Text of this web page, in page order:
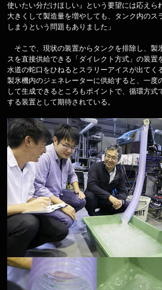
使いたい分だけほしい』という要望には応えら
大きくして製造量を増やしても、タンク内のス
しまうという問題もありました」
そこで、現状の装置からタンクを排除し、製
スを直接供給できる「ダイレクト方式」の装置
水道の蛇口をひねるとスラリーアイスが出てく
製氷機内のジェネレーターに供給すると、一度
して生成できるところもポイントで、循環方式
する装置として期待されている。